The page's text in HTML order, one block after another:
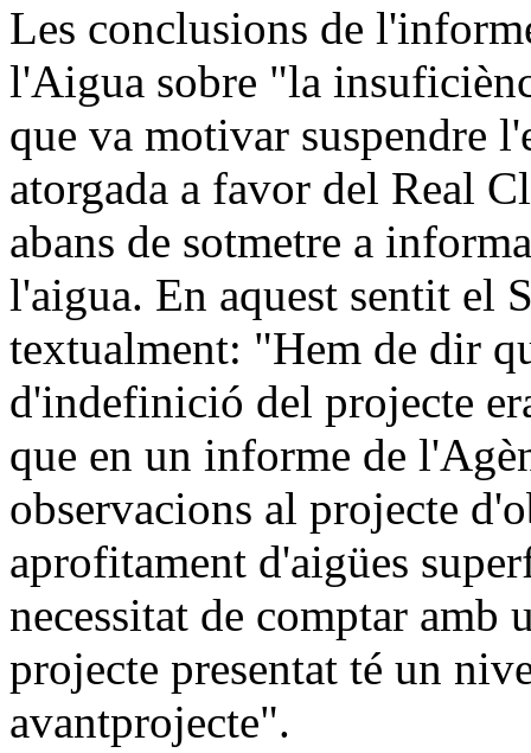
Les conclusions de
l'Aigua sobre "la
que va motivar suspendre
atorgada a favor del Real
abans de sotmetre a
l'aigua. En aquest sentit el
textualment: "Hem de dir
d'indefinició del projecte
que en un informe de
observacions al projecte
aprofitament d'aigües
necessitat de comptar
projecte presentat té un
avantprojecte".